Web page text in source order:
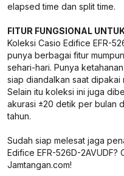
elapsed time dan split time.
FITUR FUNGSIONAL
Koleksi Casio Edifice EFR-
punya berbagai fitur
sehari-hari. Punya
siap diandalkan saat
Selain itu koleksi ini juga
akurasi ±20 detik per bulan
tahun.
Sudah siap melesat jaga
Edifice EFR-526D-
Jamtangan.com!